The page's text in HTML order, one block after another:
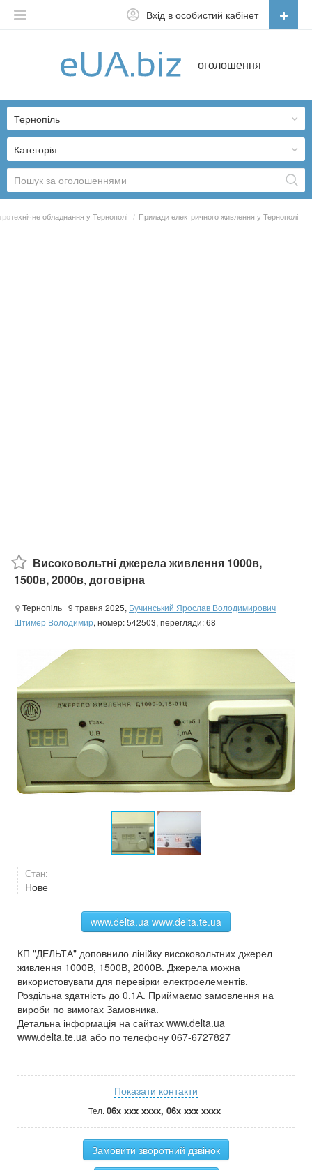
оголошення
Вхід в особистий кабінет
Українська
Категорія
Тернопіль
обладнання у Тернополі / Прилади електричного живлення у Тернополі
Високовольтні джерела живлення 1000в,
1500в, 2000в, договірна
Тернопіль | 9 травня 2025, Бучинський Ярослав Володимирович
Штимер Володимир, номер: 542503, перегляди: 68
Стан:
Нове
www.delta.ua www.delta.te.ua
КП "ДЕЛЬТА" доповнило лінійку високовольтних джерел
живлення 1000В, 1500В, 2000В. Джерела можна
використовувати для перевірки електроелементів.
Роздільна здатність до 0,1А. Приймаємо замовлення на
вироби по вимогах Замовника.
Детальна інформація на сайтах www.delta.ua
www.delta.te.ua або по телефону 067-6727827
Показати контакти
Тел. 06x xxx xxxx, 06x xxx xxxx
Замовити зворотний дзвінок